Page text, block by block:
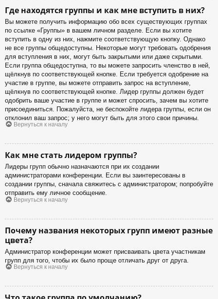
Где находятся группы и как мне вступить в них?
Вы можете получить информацию обо всех существующих группах
по ссылке «Группы» в вашем личном разделе. Если вы хотите
вступить в одну из них, нажмите соответствующую кнопку. Однако
не все группы общедоступны. Некоторые могут требовать одобрения
для вступления в них, могут быть закрытыми или даже скрытыми.
Если группа общедоступна, то вы можете запросить членство в ней,
щёлкнув по соответствующей кнопке. Если требуется одобрение на
участие в группе, вы можете отправить запрос на вступление,
щёлкнув по соответствующей кнопке. Лидер группы должен будет
одобрить ваше участие в группе и может спросить, зачем вы хотите
присоединиться. Пожалуйста, не беспокойте лидера группы, если он
отклонил ваш запрос; у него могут быть для этого свои причины.
Вернуться к началу
Как мне стать лидером группы?
Лидеры групп обычно назначаются при их создании
администраторами конференции. Если вы заинтересованы в
создании группы, сначала свяжитесь с администратором; попробуйте
отправить ему личное сообщение.
Вернуться к началу
Почему названия некоторых групп имеют разные
цвета?
Администратор конференции может присваивать цвета участникам
групп для того, чтобы их было проще отличать друг от друга.
Вернуться к началу